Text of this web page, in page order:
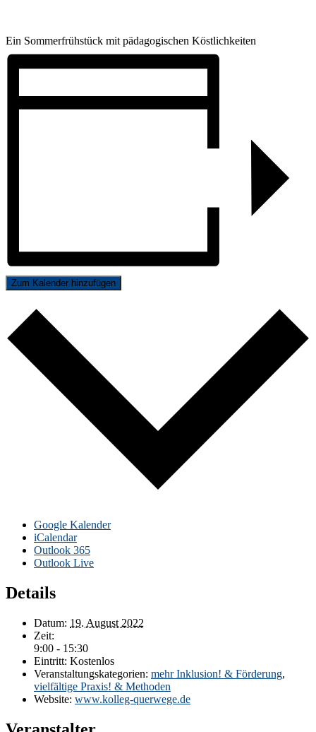
Ein Sommerfrühstück mit pädagogischen Köstlichkeiten
Zum Kalender hinzufügen
Google Kalender
iCalendar
Outlook 365
Outlook Live
Details
Datum: 19. August 2022
Zeit:
9:00 - 15:30
Eintritt: Kostenlos
Veranstaltungskategorien: mehr Inklusion! & Förderung,
vielfältige Praxis! & Methoden
Website: www.kolleg-querwege.de